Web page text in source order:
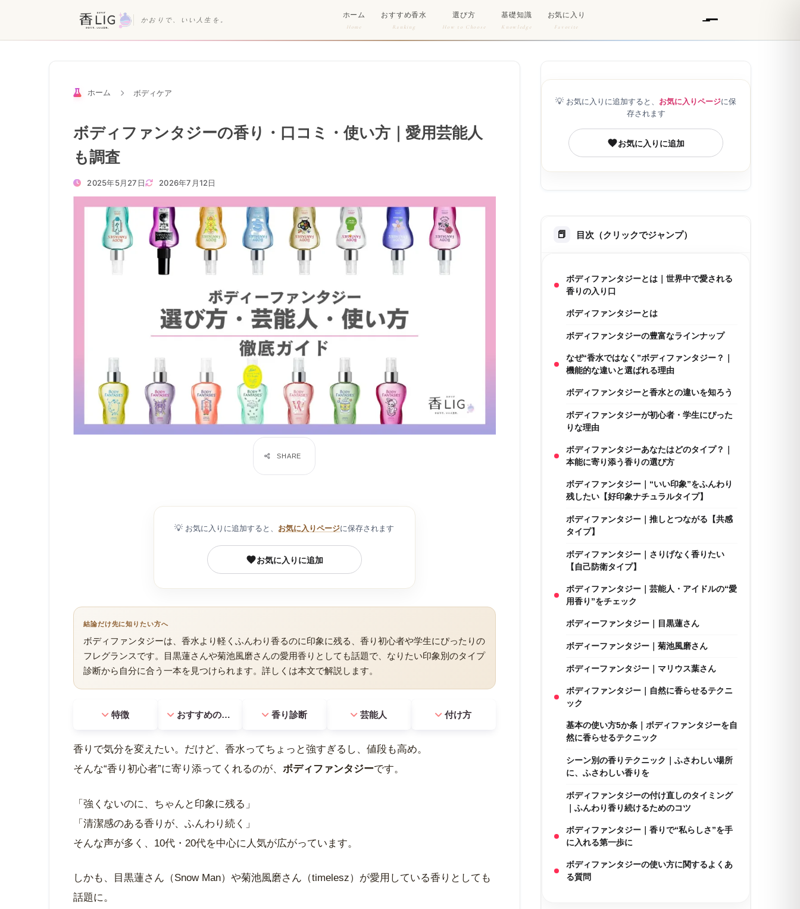
かおりで、いい人生を。
ホーム
Home
おすすめ香水
Ranking
選び方
How to Choose
基礎知識
Knowledge
お気に入り
Favorite
ホーム ボディケア
ボディファンタジーの香り・口コミ・使い方｜愛用芸能人
も調査
2025年5月27日 2026年7月12日
💡 お気に入りに追加すると、 お気に入りページに保存されます
お気に入りに追加
結論だけ先に知りたい方へ
ボディファンタジーは、香水より軽くふんわり香るのに印象に残る、香り初心者や学生にぴったりの
フレグランスです。目黒蓮さんや菊池風磨さんの愛用香りとしても話題で、なりたい印象別のタイプ
診断から自分に合う一本を見つけられます。詳しくは本文で解説します。
特徴 おすすめの理由 香り診断 芸能人 付け方
香りで気分を変えたい。だけど、香水ってちょっと強すぎるし、値段も高め。
そんな“香り初心者”に寄り添ってくれるのが、 ボディファンタジーです。
「強くないのに、ちゃんと印象に残る」
「清潔感のある香りが、ふんわり続く」
そんな声が多く、10代・20代を中心に人気が広がっています。
しかも、目黒蓮さん（Snow Man）や菊池風磨さん（timelesz）が愛用している香りとしても
話題に。
💡 お気に入りに追加すると、 お気に入りページに保
存されます
お気に入りに追加
目次（クリックでジャンプ）
ボディファンタジーとは｜世界中で愛される
香りの入り口
ボディファンタジーとは
ボディファンタジーの豊富なラインナップ
なぜ“香水ではなく”ボディファンタジー？｜
機能的な違いと選ばれる理由
ボディファンタジーと香水との違いを知ろう
ボディファンタジーが初心者・学生にぴった
りな理由
ボディファンタジーあなたはどのタイプ？｜
本能に寄り添う香りの選び方
ボディファンタジー｜“いい印象”をふんわり
残したい【好印象ナチュラルタイプ】
ボディファンタジー｜推しとつながる【共感
タイプ】
ボディファンタジー｜さりげなく香りたい
【自己防衛タイプ】
ボディファンタジー｜芸能人・アイドルの“愛
用香り”をチェック
ボディーファンタジー｜目黒蓮さん
ボディーファンタジー｜菊池風磨さん
ボディーファンタジー｜マリウス葉さん
ボディファンタジー｜自然に香らせるテクニ
ック
基本の使い方5か条｜ボディファンタジーを自
然に香らせるテクニック
シーン別の香りテクニック｜ふさわしい場所
に、ふさわしい香りを
ボディファンタジーの付け直しのタイミング
｜ふんわり香り続けるためのコツ
ボディファンタジー｜香りで“私らしさ”を手
に入れる第一歩に
ボディファンタジーの使い方に関するよくあ
る質問